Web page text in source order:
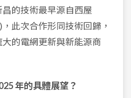
的技術最早源自西屋
此次合作形同技術回歸，
的電網更新與新能源商
年的具體展望？